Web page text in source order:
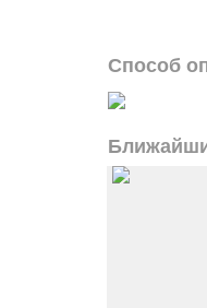
Способ